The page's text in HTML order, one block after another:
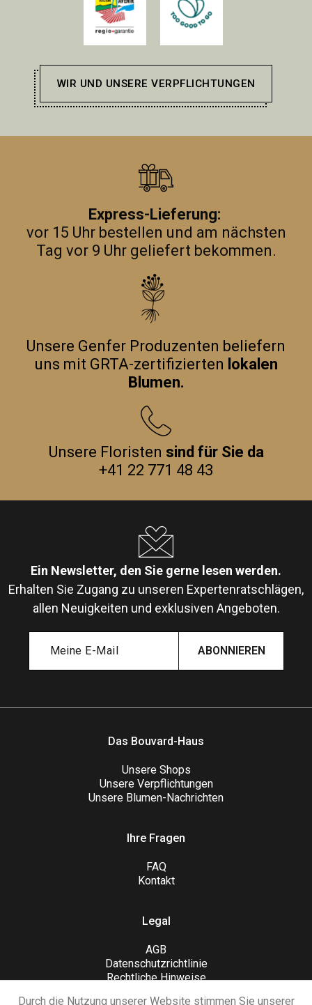
WIR UND UNSERE VERPFLICHTUNGEN
Express-Lieferung:
vor 15 Uhr bestellen und am nächsten
Tag vor 9 Uhr geliefert bekommen.
Unsere Genfer Produzenten beliefern
uns mit GRTA-zertifizierten lokalen
Blumen.
Unsere Floristen sind für Sie da
+41 22 771 48 43
Ein Newsletter, den Sie gerne lesen werden.
Erhalten Sie Zugang zu unseren Expertenratschlägen,
allen Neuigkeiten und exklusiven Angeboten.
ABONNIEREN
Das Bouvard-Haus
Unsere Shops
Unsere Verpflichtungen
Unsere Blumen-Nachrichten
Ihre Fragen
FAQ
Kontakt
Legal
AGB
Datenschutzrichtlinie
Rechtliche Hinweise
Durch die Nutzung unserer Website stimmen Sie unserer